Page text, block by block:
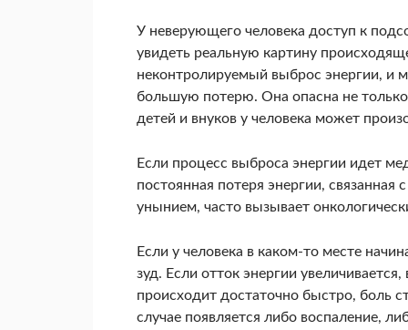
У неверующего человека доступ к
увидеть реальную картину
неконтролируемый выброс энергии, и
большую потерю. Она опасна не
детей и внуков у человека может
Если процесс выброса энергии идет
постоянная потеря энергии,
унынием, часто вызывает
Если у человека в каком-то месте
зуд. Если отток энергии
происходит достаточно быстро, боль
случае появляется либо воспаление,